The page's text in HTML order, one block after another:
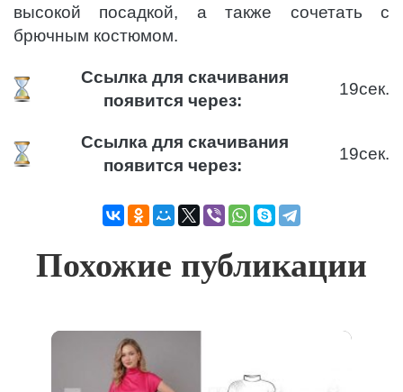
высокой посадкой, а также сочетать с
брючным костюмом.
Ссылка для скачивания
появится через:
19сек.
Ссылка для скачивания
появится через:
19сек.
Похожие публикации